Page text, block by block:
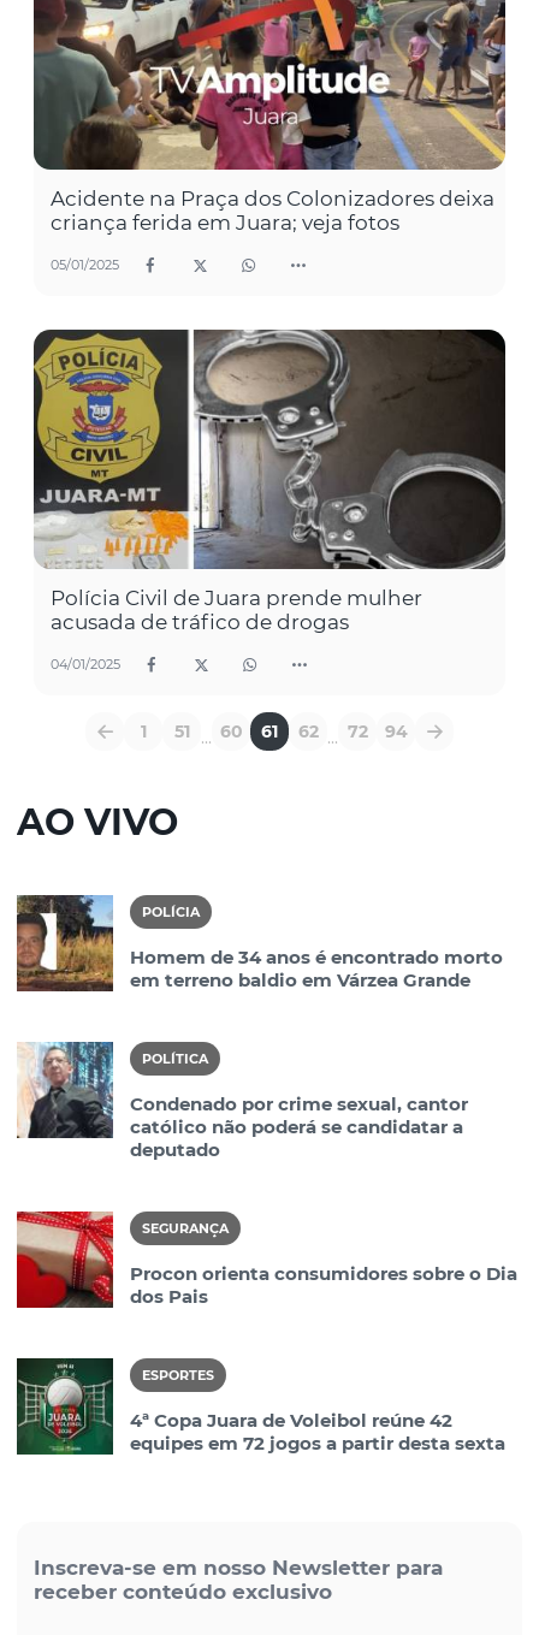
Acidente na Praça dos Colonizadores deixa
criança ferida em Juara; veja fotos
05/01/2025
Polícia Civil de Juara prende mulher
acusada de tráfico de drogas
04/01/2025
1 51 ... 60 61 62 ... 72 94
AO VIVO
POLÍCIA
Homem de 34 anos é encontrado morto
em terreno baldio em Várzea Grande
POLÍTICA
Condenado por crime sexual, cantor
católico não poderá se candidatar a
deputado
SEGURANÇA
Procon orienta consumidores sobre o Dia
dos Pais
ESPORTES
4ª Copa Juara de Voleibol reúne 42
equipes em 72 jogos a partir desta sexta
Inscreva-se em nosso Newsletter para
receber conteúdo exclusivo